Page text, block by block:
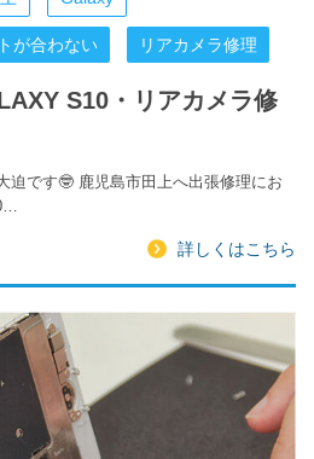
が合わない リアカメラ修理
S10・リアカメラ修
迫です🤓 鹿児島市田上へ出張修理にお
詳しくはこちら